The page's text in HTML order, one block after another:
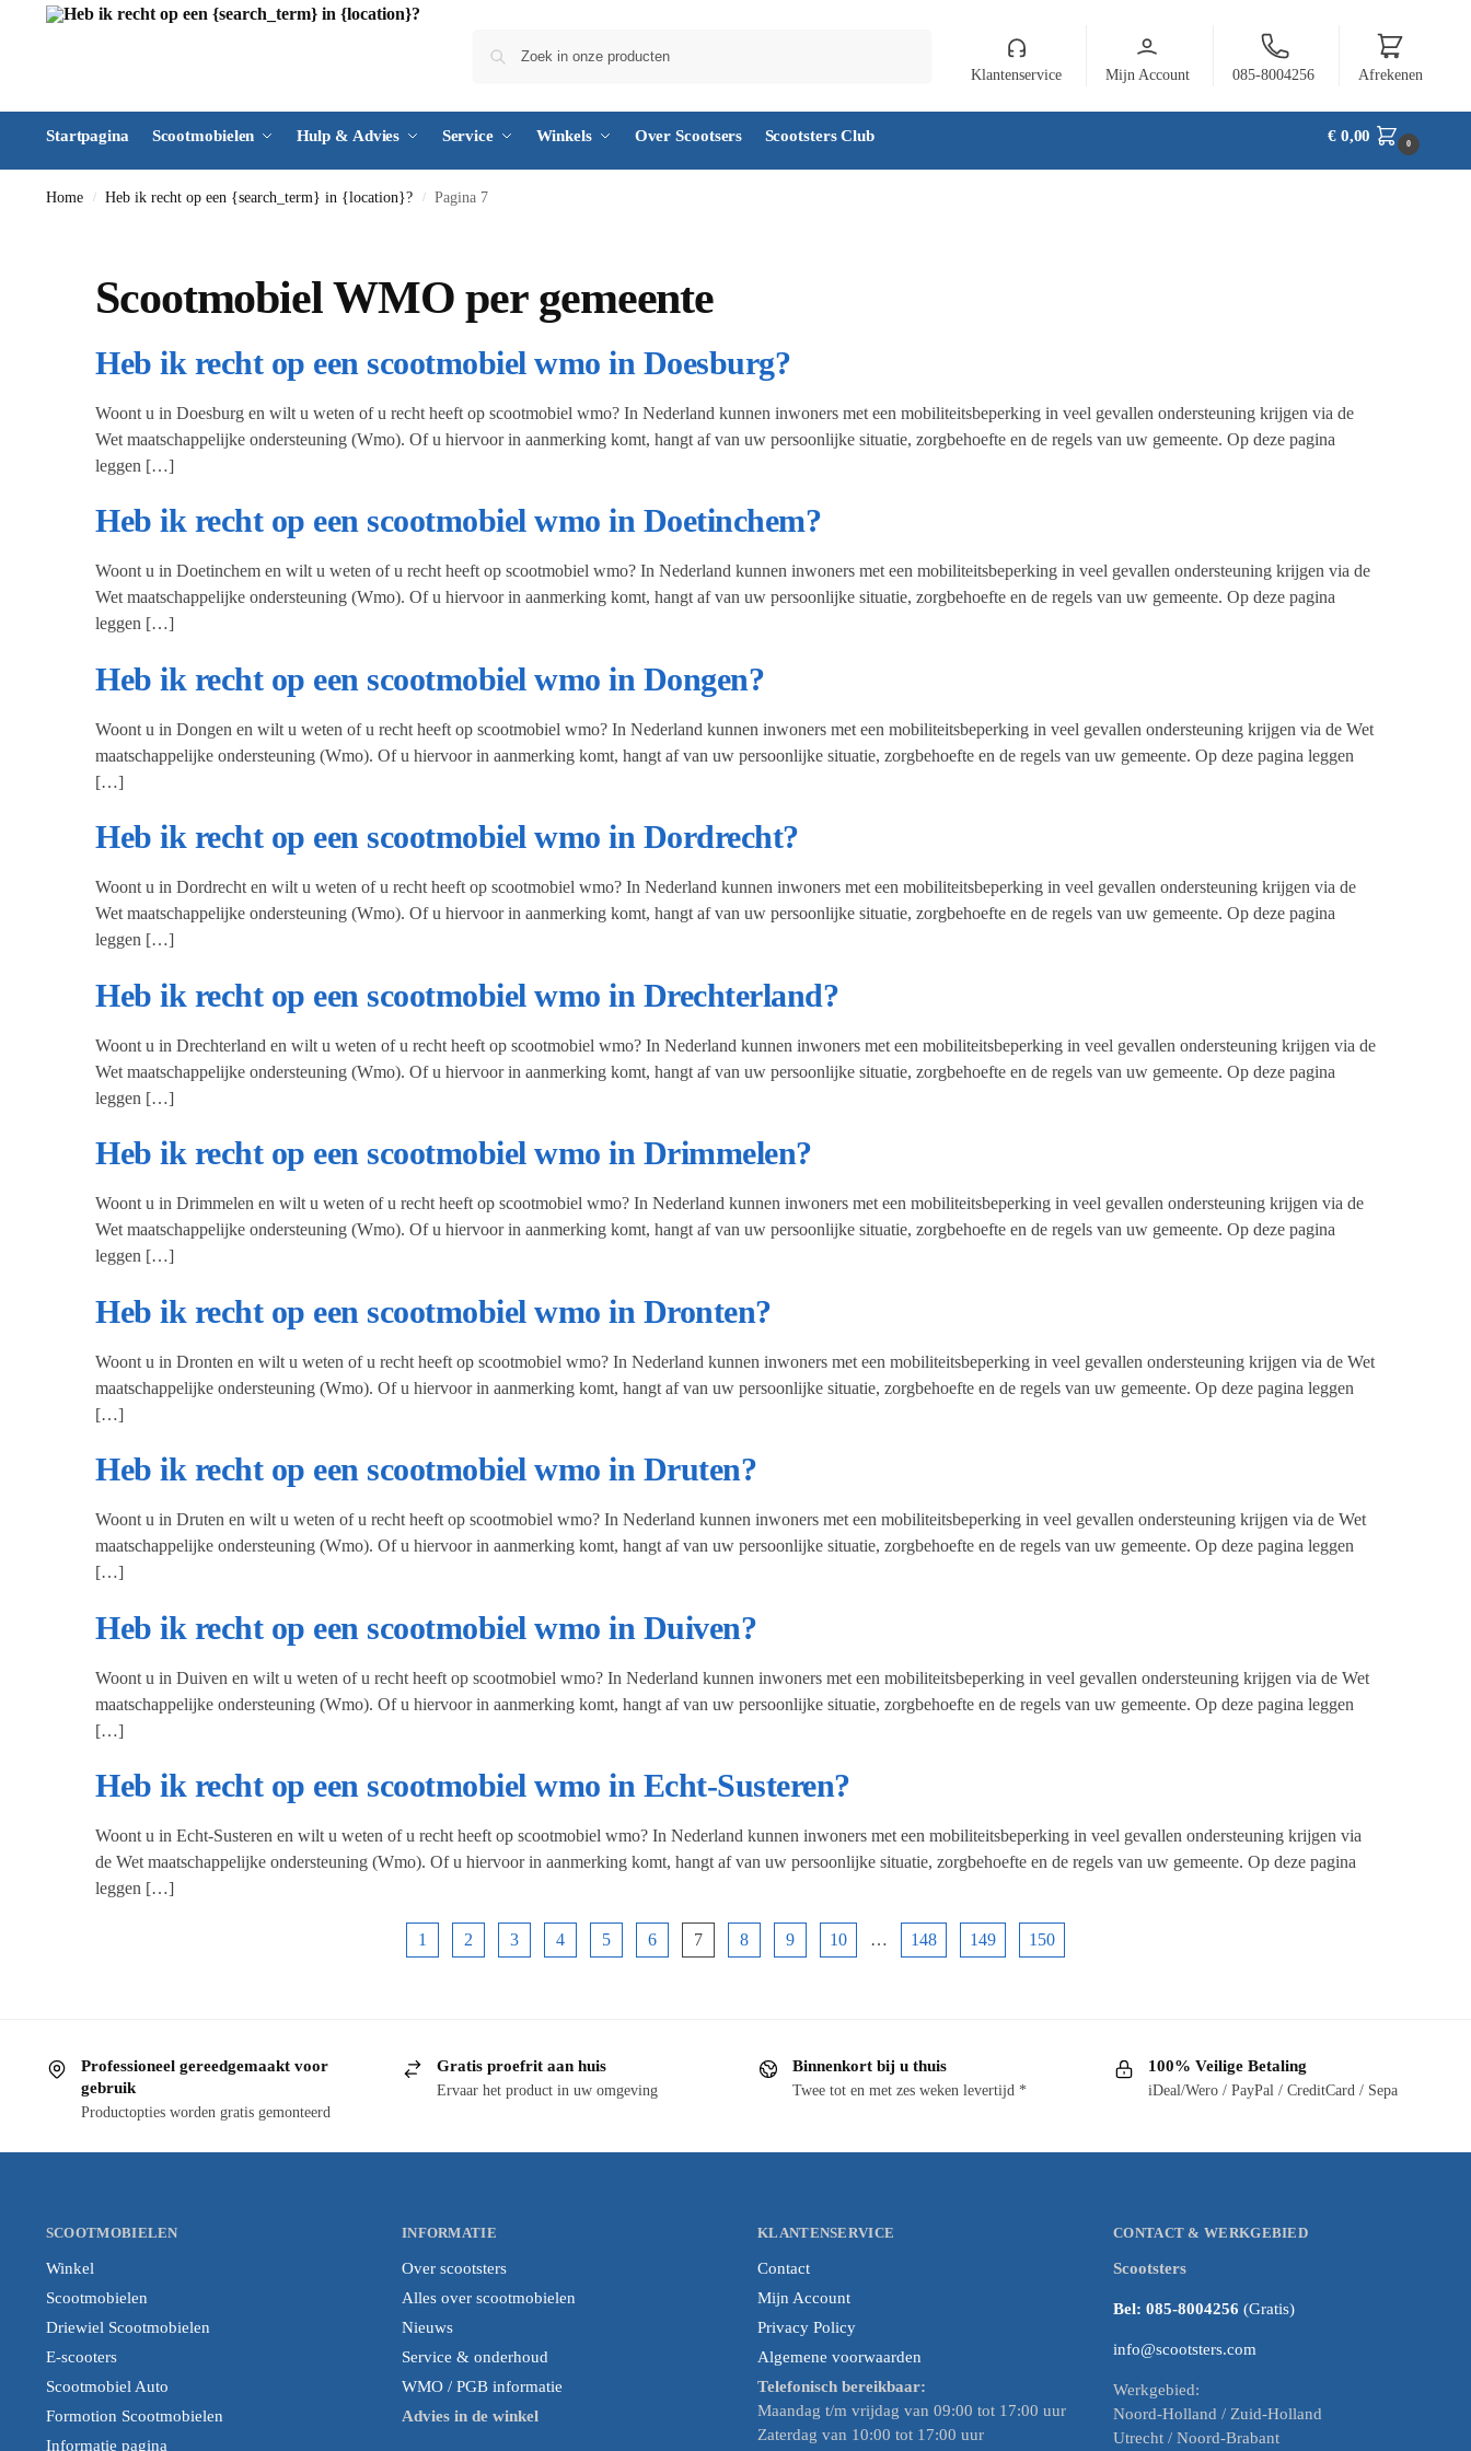
Klantenservice Mijn Account 085-8004256 Afrekenen
Startpagina Scootmobielen Hulp & Advies Service Winkels Over Scootsers Scootsters Club €0,00 0
Home / Heb ik recht op een {search_term} in {location}? / Pagina 7
Scootmobiel WMO per gemeente
Heb ik recht op een scootmobiel wmo in Doesburg?
Woont u in Doesburg en wilt u weten of u recht heeft op scootmobiel wmo? In Nederland kunnen inwoners met een mobiliteitsbeperking in veel gevallen ondersteuning krijgen via de
Wet maatschappelijke ondersteuning (Wmo). Of u hiervoor in aanmerking komt, hangt af van uw persoonlijke situatie, zorgbehoefte en de regels van uw gemeente. Op deze pagina
leggen […]
Heb ik recht op een scootmobiel wmo in Doetinchem?
Woont u in Doetinchem en wilt u weten of u recht heeft op scootmobiel wmo? In Nederland kunnen inwoners met een mobiliteitsbeperking in veel gevallen ondersteuning krijgen via de
Wet maatschappelijke ondersteuning (Wmo). Of u hiervoor in aanmerking komt, hangt af van uw persoonlijke situatie, zorgbehoefte en de regels van uw gemeente. Op deze pagina
leggen […]
Heb ik recht op een scootmobiel wmo in Dongen?
Woont u in Dongen en wilt u weten of u recht heeft op scootmobiel wmo? In Nederland kunnen inwoners met een mobiliteitsbeperking in veel gevallen ondersteuning krijgen via de Wet
maatschappelijke ondersteuning (Wmo). Of u hiervoor in aanmerking komt, hangt af van uw persoonlijke situatie, zorgbehoefte en de regels van uw gemeente. Op deze pagina leggen
[…]
Heb ik recht op een scootmobiel wmo in Dordrecht?
Woont u in Dordrecht en wilt u weten of u recht heeft op scootmobiel wmo? In Nederland kunnen inwoners met een mobiliteitsbeperking in veel gevallen ondersteuning krijgen via de
Wet maatschappelijke ondersteuning (Wmo). Of u hiervoor in aanmerking komt, hangt af van uw persoonlijke situatie, zorgbehoefte en de regels van uw gemeente. Op deze pagina
leggen […]
Heb ik recht op een scootmobiel wmo in Drechterland?
Woont u in Drechterland en wilt u weten of u recht heeft op scootmobiel wmo? In Nederland kunnen inwoners met een mobiliteitsbeperking in veel gevallen ondersteuning krijgen via de
Wet maatschappelijke ondersteuning (Wmo). Of u hiervoor in aanmerking komt, hangt af van uw persoonlijke situatie, zorgbehoefte en de regels van uw gemeente. Op deze pagina
leggen […]
Heb ik recht op een scootmobiel wmo in Drimmelen?
Woont u in Drimmelen en wilt u weten of u recht heeft op scootmobiel wmo? In Nederland kunnen inwoners met een mobiliteitsbeperking in veel gevallen ondersteuning krijgen via de
Wet maatschappelijke ondersteuning (Wmo). Of u hiervoor in aanmerking komt, hangt af van uw persoonlijke situatie, zorgbehoefte en de regels van uw gemeente. Op deze pagina
leggen […]
Heb ik recht op een scootmobiel wmo in Dronten?
Woont u in Dronten en wilt u weten of u recht heeft op scootmobiel wmo? In Nederland kunnen inwoners met een mobiliteitsbeperking in veel gevallen ondersteuning krijgen via de Wet
maatschappelijke ondersteuning (Wmo). Of u hiervoor in aanmerking komt, hangt af van uw persoonlijke situatie, zorgbehoefte en de regels van uw gemeente. Op deze pagina leggen
[…]
Heb ik recht op een scootmobiel wmo in Druten?
Woont u in Druten en wilt u weten of u recht heeft op scootmobiel wmo? In Nederland kunnen inwoners met een mobiliteitsbeperking in veel gevallen ondersteuning krijgen via de Wet
maatschappelijke ondersteuning (Wmo). Of u hiervoor in aanmerking komt, hangt af van uw persoonlijke situatie, zorgbehoefte en de regels van uw gemeente. Op deze pagina leggen
[…]
Heb ik recht op een scootmobiel wmo in Duiven?
Woont u in Duiven en wilt u weten of u recht heeft op scootmobiel wmo? In Nederland kunnen inwoners met een mobiliteitsbeperking in veel gevallen ondersteuning krijgen via de Wet
maatschappelijke ondersteuning (Wmo). Of u hiervoor in aanmerking komt, hangt af van uw persoonlijke situatie, zorgbehoefte en de regels van uw gemeente. Op deze pagina leggen
[…]
Heb ik recht op een scootmobiel wmo in Echt-Susteren?
Woont u in Echt-Susteren en wilt u weten of u recht heeft op scootmobiel wmo? In Nederland kunnen inwoners met een mobiliteitsbeperking in veel gevallen ondersteuning krijgen via
de Wet maatschappelijke ondersteuning (Wmo). Of u hiervoor in aanmerking komt, hangt af van uw persoonlijke situatie, zorgbehoefte en de regels van uw gemeente. Op deze pagina
leggen […]
1 2 3 4 5 6 7 8 9 10 … 148 149 150
Professioneel gereedgemaakt voor
gebruik
Productopties worden gratis gemonteerd
Gratis proefrit aan huis
Ervaar het product in uw omgeving
Binnenkort bij u thuis
Twee tot en met zes weken levertijd *
100% Veilige Betaling
iDeal/Wero / PayPal / CreditCard / Sepa
SCOOTMOBIELEN
Winkel
Scootmobielen
Driewiel Scootmobielen
E-scooters
Scootmobiel Auto
Formotion Scootmobielen
Informatie pagina
INFORMATIE
Over scootsters
Alles over scootmobielen
Nieuws
Service & onderhoud
WMO / PGB informatie
Advies in de winkel
KLANTENSERVICE
Contact
Mijn Account
Privacy Policy
Algemene voorwaarden
Telefonisch bereikbaar:
Maandag t/m vrijdag van 09:00 tot 17:00 uur
Zaterdag van 10:00 tot 17:00 uur
CONTACT & WERKGEBIED
Scootsters
Bel: 085-8004256(Gratis)
info@scootsters.com
Werkgebied:
Noord-Holland / Zuid-Holland
Utrecht / Noord-Brabant